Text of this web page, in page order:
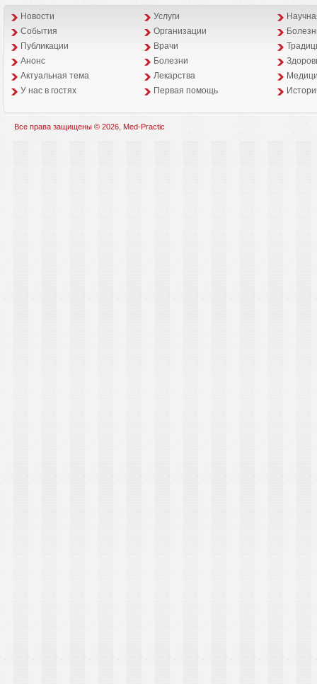
Новости Услуги
События
Организации
Публикации
Врачи
Анонс
Болезни
Aктуальная тема
Лекарства
У нас в гостях
Первая помощь
Все права защищены © 2026, Med-Practic